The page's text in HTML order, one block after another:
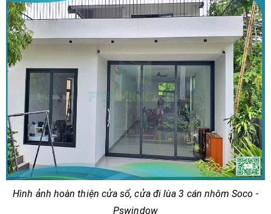
Hình ảnh hoàn thiện cửa sổ, cửa đi lùa 3 cán nhôm Soco -
Pswindow